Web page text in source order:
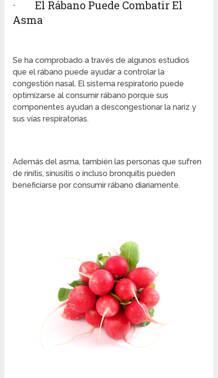
· El Rábano Puede Combatir El
Asma
Se ha comprobado a través de algunos estudios
que el rábano puede ayudar a controlar la
congestión nasal. El sistema respiratorio puede
optimizarse al consumir rábano porque sus
componentes ayudan a descongestionar la nariz y
sus vías respiratorias.
Además del asma, también las personas que sufren
de rinitis, sinusitis o incluso bronquitis pueden
beneficiarse por consumir rábano diariamente.